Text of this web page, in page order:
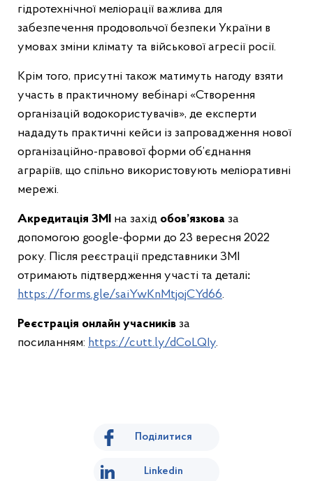
гідротехнічної меліорації важлива для
забезпечення продовольчої безпеки України в
умовах зміни клімату та військової агресії росії.
Крім того, присутні також матимуть нагоду взяти
участь в практичному вебінарі «Створення
організацій водокористувачів», де експерти
нададуть практичні кейси із запровадження нової
організаційно-правової форми об’єднання
аграріїв, що спільно використовують меліоративні
мережі.
Акредитація ЗМІ на захід обов’язкова за
допомогою google-форми до 23 вересня 2022
року. Після реєстрації представники ЗМІ
отримають підтвердження участі та деталі:
https://forms.gle/saiYwKnMtjojCYd66.
Реєстрація онлайн учасників за
посиланням: https://cutt.ly/dCoLQIy.
Поділитися
Linkedin